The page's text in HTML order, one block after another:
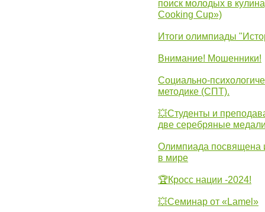
поиск молодых в
Cooking Cup»)
Итоги олимпиады
Внимание! Мошенники!
Социально-
методике (СПТ).
💥Студенты и
две серебряные
Олимпиада посвящена
в мире
🏆Кросс нации -2024!
💥Семинар от «Lamel»